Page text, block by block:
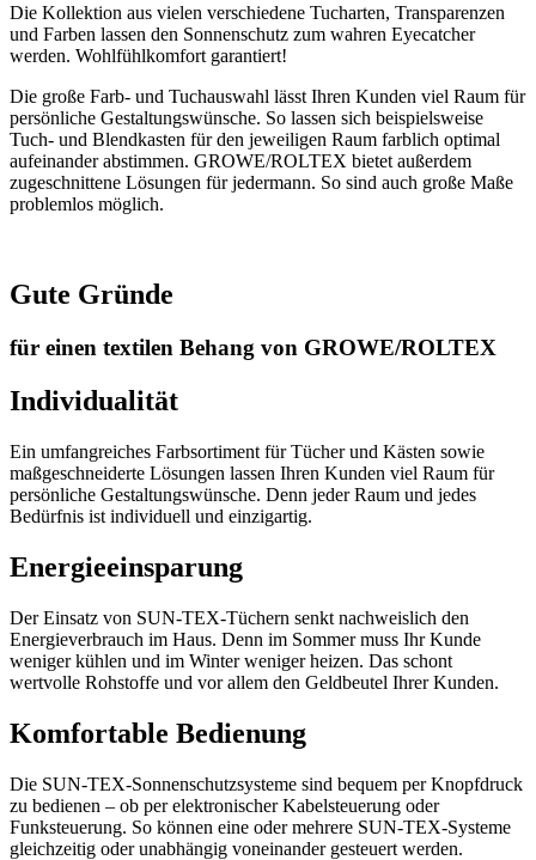
Die Kollektion aus vielen verschiedene Tucharten, Transparenzen
und Farben lassen den Sonnenschutz zum wahren Eyecatcher
werden. Wohlfühlkomfort garantiert!
Die große Farb- und Tuchauswahl lässt Ihren Kunden viel Raum für
persönliche Gestaltungswünsche. So lassen sich beispielsweise
Tuch- und Blendkasten für den jeweiligen Raum farblich optimal
aufeinander abstimmen. GROWE/ROLTEX bietet außerdem
zugeschnittene Lösungen für jedermann. So sind auch große Maße
problemlos möglich.
Gute Gründe
für einen textilen Behang von GROWE/ROLTEX
Individualität
Ein umfangreiches Farbsortiment für Tücher und Kästen sowie
maßgeschneiderte Lösungen lassen Ihren Kunden viel Raum für
persönliche Gestaltungswünsche. Denn jeder Raum und jedes
Bedürfnis ist individuell und einzigartig.
Energieeinsparung
Der Einsatz von SUN-TEX-Tüchern senkt nachweislich den
Energieverbrauch im Haus. Denn im Sommer muss Ihr Kunde
weniger kühlen und im Winter weniger heizen. Das schont
wertvolle Rohstoffe und vor allem den Geldbeutel Ihrer Kunden.
Komfortable Bedienung
Die SUN-TEX-Sonnenschutzsysteme sind bequem per Knopfdruck
zu bedienen – ob per elektronischer Kabelsteuerung oder
Funksteuerung. So können eine oder mehrere SUN-TEX-Systeme
gleichzeitig oder unabhängig voneinander gesteuert werden.